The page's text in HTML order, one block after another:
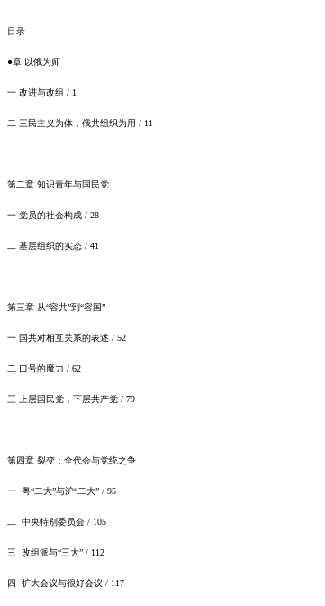
目录
●章 以俄为师
一 改进与改组 / 1
二 三民主义为体，俄共组织为用 / 11
第二章 知识青年与国民党
一 党员的社会构成 / 28
二 基层组织的实态 / 41
第三章 从“容共”到“容国”
一 国共对相互关系的表述 / 52
二 口号的魔力 / 62
三 上层国民党，下层共产党 / 79
第四章 裂变：全代会与党统之争
一 粤“二大”与沪“二大” / 95
二 中央特别委员会 / 105
三 改组派与“三大” / 112
四 扩大会议与很好会议 / 117